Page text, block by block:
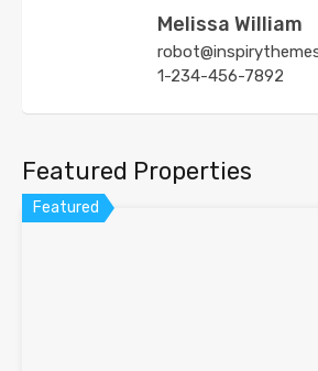
Melissa William
1-234-456-7892
Featured Properties
Featured